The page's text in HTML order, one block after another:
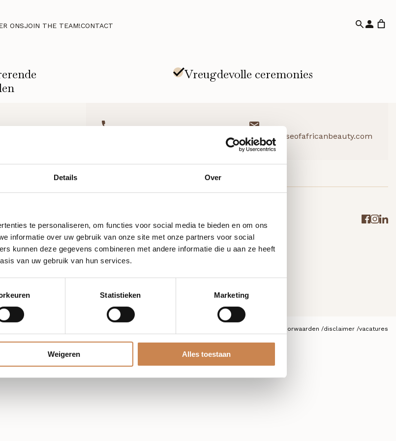
Details Over
te personaliseren, om functies voor social media te bieden en om ons
informatie over uw gebruik van onze site met onze partners voor social
kunnen deze gegevens combineren met andere informatie die u aan ze heeft
van uw gebruik van hun services.
Statistieken Marketing
Weigeren Alles toestaan
ONSJOIN THE TEAM!CONTACT
info@houseofafricanbeauty.com
algemene voorwaarden disclaimer vacatures